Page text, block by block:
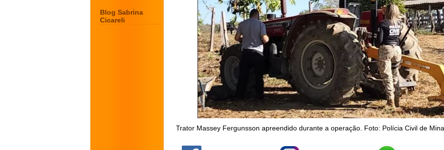
Blog Sabrina
Cicareli
Trator Massey Fergunsson apreendido durante a operação. Foto: Polícia Civil de